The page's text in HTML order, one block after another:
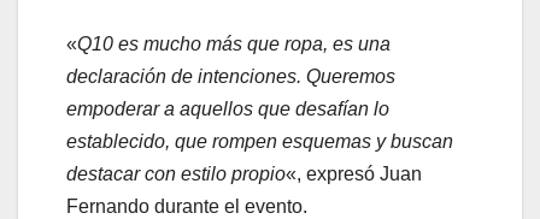
«Q10 es mucho más que ropa, es una
declaración de intenciones. Queremos
empoderar a aquellos que desafían lo
establecido, que rompen esquemas y buscan
destacar con estilo propio«, expresó Juan
Fernando durante el evento.